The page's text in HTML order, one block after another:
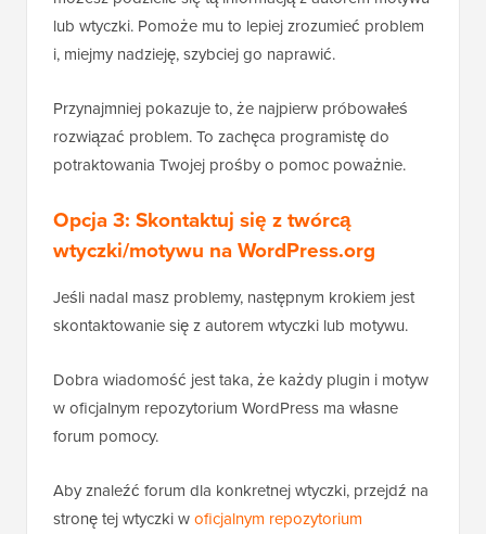
lub wtyczki. Pomoże mu to lepiej zrozumieć problem
i, miejmy nadzieję, szybciej go naprawić.
Przynajmniej pokazuje to, że najpierw próbowałeś
rozwiązać problem. To zachęca programistę do
potraktowania Twojej prośby o pomoc poważnie.
Opcja 3: Skontaktuj się z twórcą
wtyczki/motywu na WordPress.org
Jeśli nadal masz problemy, następnym krokiem jest
skontaktowanie się z autorem wtyczki lub motywu.
Dobra wiadomość jest taka, że każdy plugin i motyw
w oficjalnym repozytorium WordPress ma własne
forum pomocy.
Aby znaleźć forum dla konkretnej wtyczki, przejdź na
stronę tej wtyczki woficjalnym repozytorium